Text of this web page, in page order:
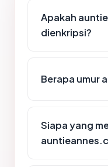
Apakah
dienkripsi?
Berapa umur
Siapa yang